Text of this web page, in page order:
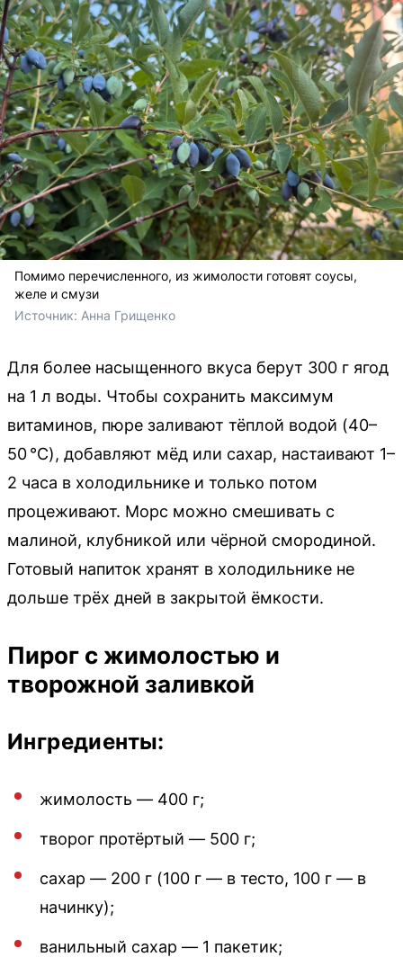
Помимо перечисленного, из жимолости готовят соусы,
желе и смузи
Источник: Анна Грищенко
Для более насыщенного вкуса берут 300 г ягод
на 1 л воды. Чтобы сохранить максимум
витаминов, пюре заливают тёплой водой (40–
50 °C), добавляют мёд или сахар, настаивают 1–
2 часа в холодильнике и только потом
процеживают. Морс можно смешивать с
малиной, клубникой или чёрной смородиной.
Готовый напиток хранят в холодильнике не
дольше трёх дней в закрытой ёмкости.
Пирог с жимолостью и
творожной заливкой
Ингредиенты:
жимолость — 400 г;
творог протёртый — 500 г;
сахар — 200 г (100 г — в тесто, 100 г — в
начинку);
ванильный сахар — 1 пакетик;